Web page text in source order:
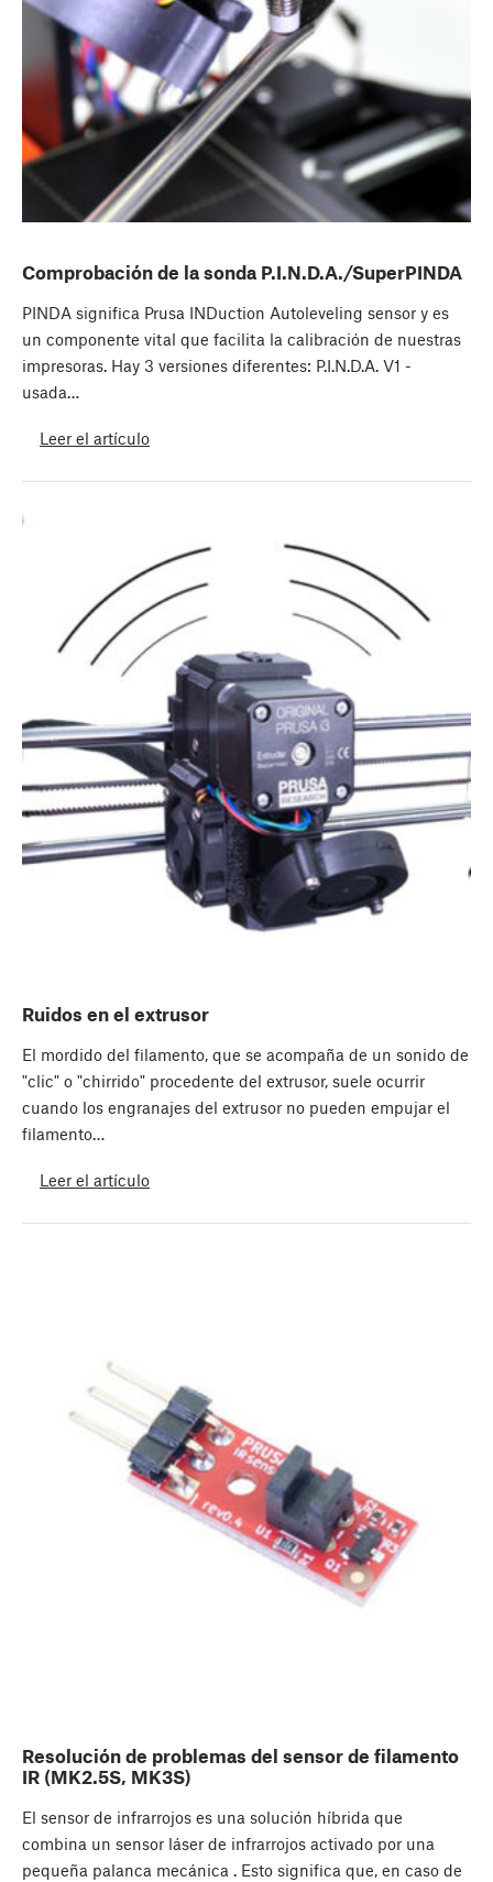
Comprobación de la sonda P.I.N.D.A./SuperPINDA
PINDA significa Prusa INDuction Autoleveling sensor y es
un componente vital que facilita la calibración de nuestras
impresoras. Hay 3 versiones diferentes: P.I.N.D.A. V1 -
usada…
Leer el artículo
Ruidos en el extrusor
El mordido del filamento, que se acompaña de un sonido de
"clic" o "chirrido" procedente del extrusor, suele ocurrir
cuando los engranajes del extrusor no pueden empujar el
filamento…
Leer el artículo
Resolución de problemas del sensor de filamento
IR (MK2.5S, MK3S)
El sensor de infrarrojos es una solución híbrida que
combina un sensor láser de infrarrojos activado por una
pequeña palanca mecánica . Esto significa que, en caso de